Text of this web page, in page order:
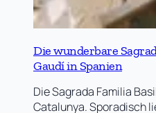
Die wunderbare
Gaudí in Spanien
Die Sagrada Familia
Catalunya. Sporadisch